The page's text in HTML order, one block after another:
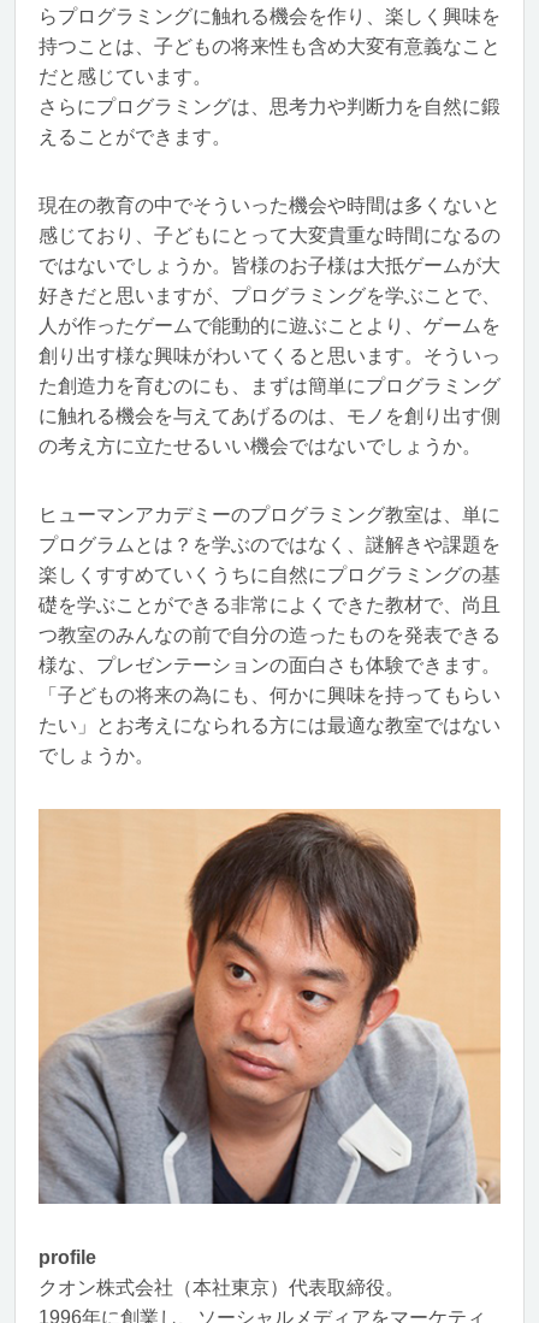
らプログラミングに触れる機会を作り、楽しく興味を
持つことは、子どもの将来性も含め大変有意義なこと
だと感じています。
さらにプログラミングは、思考力や判断力を自然に鍛
えることができます。
現在の教育の中でそういった機会や時間は多くないと
感じており、子どもにとって大変貴重な時間になるの
ではないでしょうか。皆様のお子様は大抵ゲームが大
好きだと思いますが、プログラミングを学ぶことで、
人が作ったゲームで能動的に遊ぶことより、ゲームを
創り出す様な興味がわいてくると思います。そういっ
た創造力を育むのにも、まずは簡単にプログラミング
に触れる機会を与えてあげるのは、モノを創り出す側
の考え方に立たせるいい機会ではないでしょうか。
ヒューマンアカデミーのプログラミング教室は、単に
プログラムとは？を学ぶのではなく、謎解きや課題を
楽しくすすめていくうちに自然にプログラミングの基
礎を学ぶことができる非常によくできた教材で、尚且
つ教室のみんなの前で自分の造ったものを発表できる
様な、プレゼンテーションの面白さも体験できます。
「子どもの将来の為にも、何かに興味を持ってもらい
たい」とお考えになられる方には最適な教室ではない
でしょうか。
profile
クオン株式会社（本社東京）代表取締役。
1996年に創業し、ソーシャルメディアをマーケティ